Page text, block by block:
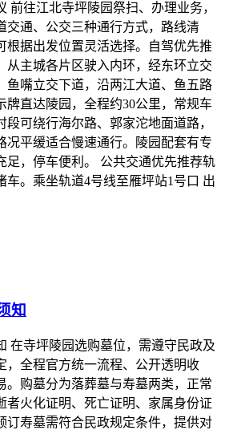
前往江北寺坪陵园祭扫、办理业务，
交通、公交三种通行方式，路线清
根据出发位置灵活选择。自驾优先推
从主城各片区驶入内环，经东环立交
鱼嘴立交下道，沿两江大道、鱼五路
牌直达陵园，全程约30公里，常规车
段可绕行海尔路、郭家沱地面道路，
况平缓适合慢速通行。陵园配套有专
足，停车便利。 公共交通优先推荐轨
车。乘坐轨道4号线至雁坪站1号口 出
知
在寺坪陵园选购墓位，需遵守民政及
，全程官方统一流程、公开透明收
。购墓分为落葬墓与寿墓两类，正常
者火化证明、死亡证明、家属身份证
订寿墓需符合民政规定条件，提供对